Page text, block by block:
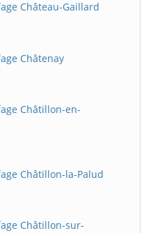
Château-Gaillard
Châtenay
Châtillon-en-
Châtillon-la-Palud
Châtillon-sur-